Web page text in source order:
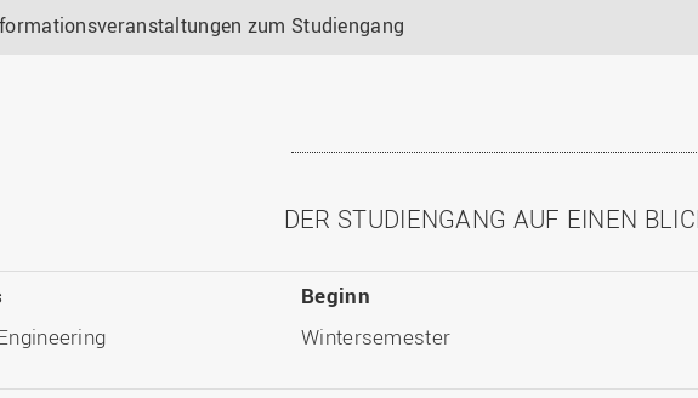
zum Studiengang
DER STUDIENGANG AUF EINEN
Beginn
Wintersemester